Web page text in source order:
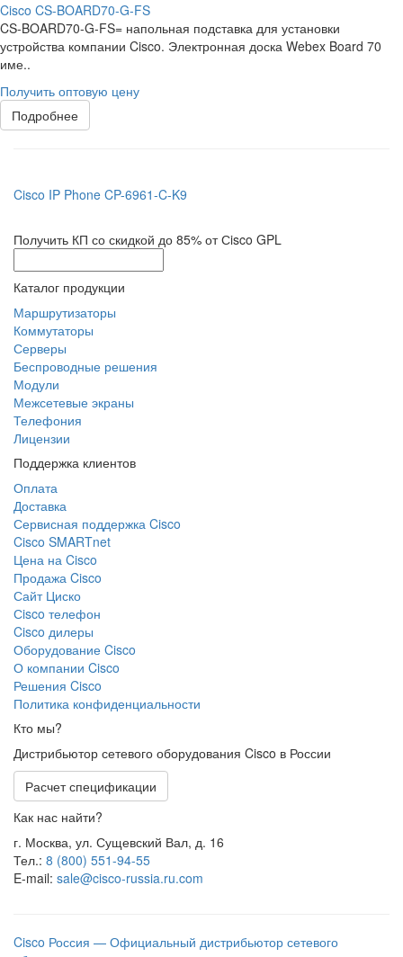
Cisco CS-BOARD70-G-FS
CS-BOARD70-G-FS= напольная подставка для установки
устройства компании Cisco. Электронная доска Webex Board 70
име..
Получить оптовую цену
Подробнее
Cisco IP Phone CP-6961-C-K9
Получить КП со скидкой до 85% от Сisco GPL
Каталог продукции
Маршрутизаторы
Коммутаторы
Серверы
Беспроводные решения
Модули
Межсетевые экраны
Телефония
Лицензии
Поддержка клиентов
Оплата
Доставка
Сервисная поддержка Cisco
Cisco SMARTnet
Цена на Cisco
Продажа Cisco
Сайт Циско
Сisco телефон
Cisco дилеры
Оборудование Cisco
О компании Cisco
Решения Cisco
Политика конфиденциальности
Кто мы?
Дистрибьютор сетевого оборудования Cisco в России
Расчет спецификации
Как нас найти?
г. Москва, ул. Сущевский Вал, д. 16
Тел.: 8 (800) 551-94-55
E-mail: sale@cisco-russia.ru.com
Cisco Россия — Официальный дистрибьютор сетевого